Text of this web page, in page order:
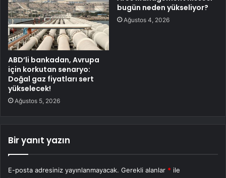
ABD’li bankadan, Avrupa
için korkutan senaryo:
Doğal gaz fiyatları sert
yükselecek!
Ağustos 5, 2026
bugün neden yükseliyor?
Ağustos 4, 2026
Bir yanıt yazın
E-posta adresiniz yayınlanmayacak. Gerekli alanlar * ile